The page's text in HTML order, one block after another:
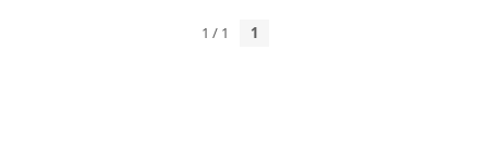
1 / 1 1